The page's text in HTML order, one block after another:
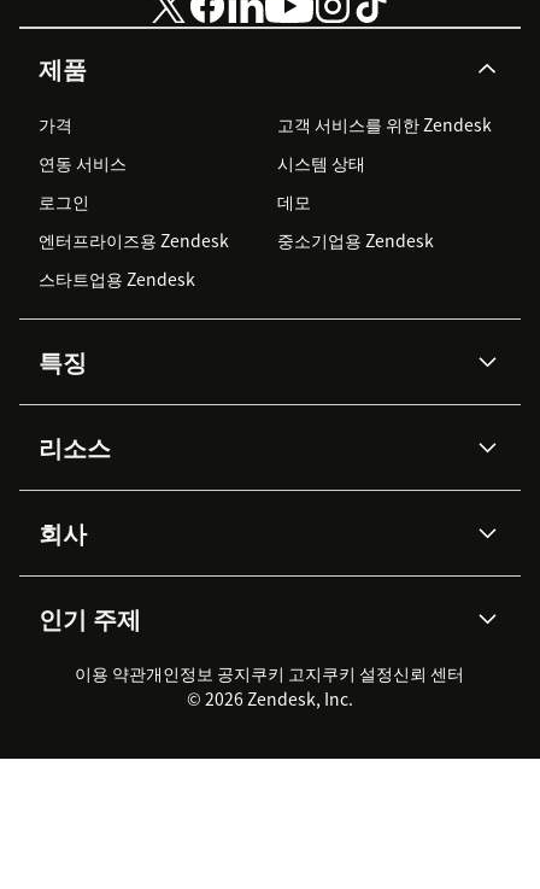
제품
가격
고객 서비스를 위한 Zendesk
연동 서비스
시스템 상태
로그인
데모
엔터프라이즈용 Zendesk
중소기업용 Zendesk
스타트업용 Zendesk
특징
Zendesk AI
Advanced Data Privacy &
Protection
지식창고
워크포스 관리
실시간 채팅
클라이언트 포털
리소스
API & 개발자
AI 리서치
이벤트 & 웨비나
고객 사례
회사
채용 정보
지속 가능성 보고서
Zendesk Foundation
법적 정보
인기 주제
2026 CX 트렌드
제품 업데이트
고객 서비스 소프트웨어
헬프 데스크 통합 티켓 관리 소
이용 약관개인정보 공지쿠키 고지쿠키 설정신뢰 센터
© 2026 Zendesk, Inc.